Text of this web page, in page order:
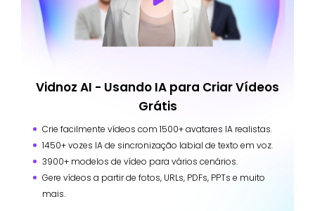
Vidnoz AI - Usando IA para Criar Vídeos
Grátis
Crie facilmente vídeos com 1500+ avatares IA realistas.
1450+ vozes IA de sincronização labial de texto em voz.
3900+ modelos de vídeo para vários cenários.
Gere vídeos a partir de fotos, URLs, PDFs, PPTs e muito
mais.